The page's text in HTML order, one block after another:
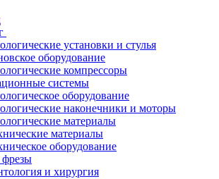
установки и стулья
оборудование
компрессоры
системы
оборудование
наконечники и моторы
материалы
материалы
оборудование
и хирургия